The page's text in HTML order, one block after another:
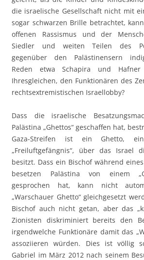
die israelische Gesellschaft nicht mit
sogar schwarzen Brille betrachtet,
offenen Rassismus und der
Siedler und weiten Teilen des
gegenüber den Palästinensern
Reden etwa Schapira und
Ihresgleichen, den Funktionären des
rechtsextremistischen Israellobby?
Dass die israelische
Palästina „Ghettos“ geschaffen hat,
Gaza-Streifen ist ein Ghetto,
„Freiluftgefängnis“, über das Israel
besitzt. Dass ein Bischof während
besetzen Palästina von einem
gesprochen hat, kann nicht
„Warschauer Ghetto“ gleichgesetzt
Bischof auch nicht getan, aber das
Zionisten diskriminiert bereits den
irgendwelche Funktionäre damit das
assoziieren würden. Dies ist völlig
Gabriel im März 2012 nach seinem